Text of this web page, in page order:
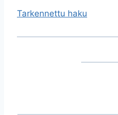
Tarkennettu haku